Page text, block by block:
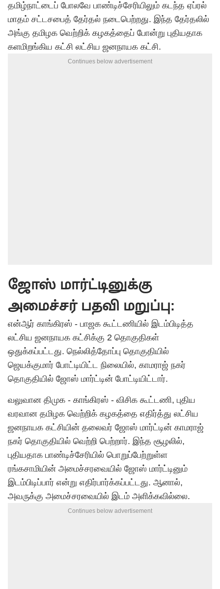
தமிழ்நாட்டைப் போலவே பாண்டிச்சேரியிலும் கடந்த ஏப்ரல்
மாதம் சட்டசபைத் தேர்தல் நடைபெற்றது. இந்த தேர்தலில்
அங்கு தமிழக வெற்றிக் கழகத்தைப் போன்று புதியதாக
களமிறங்கிய கட்சி லட்சிய ஜனநாயக கட்சி.
Continues below advertisement
ஜோஸ் மார்ட்டினுக்கு
அமைச்சர் பதவி மறுப்பு:
என்ஆர் காங்கிரஸ் - பாஜக கூட்டணியில் இடம்பிடித்த
லட்சிய ஜனநாயக கட்சிக்கு 2 தொகுதிகள்
ஒதுக்கப்பட்டது. நெல்லித்தோப்பு தொகுதியில்
ஜெயக்குமார் போட்டியிட்ட நிலையில், காமராஜ் நகர்
தொகுதியில் ஜோஸ் மார்ட்டின் போட்டியிட்டார்.
வலுவான திமுக - காங்கிரஸ் - விசிக கூட்டணி, புதிய
வரவான தமிழக வெற்றிக் கழகத்தை எதிர்த்து லட்சிய
ஜனநாயக கட்சியின் தலைவர் ஜோஸ் மார்ட்டின் காமராஜ்
நகர் தொகுதியில் வெற்றி பெற்றார். இந்த சூழலில்,
புதியதாக பாண்டிச்சேரியில் பொறுப்பேற்றுள்ள
ரங்கசாமியின் அமைச்சரவையில் ஜோஸ் மார்ட்டினும்
இடம்பிடிப்பார் என்று எதிர்பார்க்கப்பட்டது. ஆனால்,
அவருக்கு அமைச்சரவையில் இடம் அளிக்கவில்லை.
Continues below advertisement